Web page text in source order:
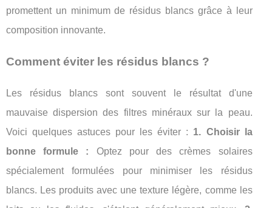
promettent un minimum de résidus blancs grâce à leur
composition innovante.
Comment éviter les résidus blancs ?
Les résidus blancs sont souvent le résultat d'une
mauvaise dispersion des filtres minéraux sur la peau.
Voici quelques astuces pour les éviter : 1. Choisir la
bonne formule : Optez pour des crèmes solaires
spécialement formulées pour minimiser les résidus
blancs. Les produits avec une texture légère, comme les